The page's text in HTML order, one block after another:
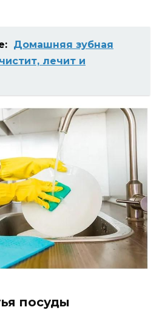
Домашняя зубная
лечит и
посуды